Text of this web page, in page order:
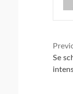
Se